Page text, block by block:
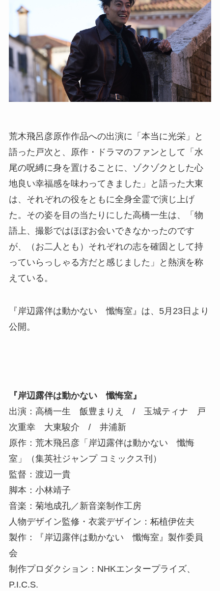
荒木飛呂彦原作作品への出演に「本当に光栄」と
語った戸次と、原作・ドラマのファンとして「水
尾の呪縛に身を置けることに、ゾクゾクとした心
地良い幸福感を味わってきました」と語った大東
は、それぞれの役をともに全身全霊で演じ上げ
た。その姿を目の当たりにした高橋一生は、「物
語上、撮影ではほぼお会いできなかったのです
が、（お二人とも）それぞれの志を確固として持
っていらっしゃる方だと感じました」と熱演を称
えている。
『岸辺露伴は動かない 懺悔室』は、5月23日より
公開。
『岸辺露伴は動かない 懺悔室』
出演：高橋一生 飯豊まりえ / 玉城ティナ 戸
次重幸 大東駿介 / 井浦新
原作：荒木飛呂彦「岸辺露伴は動かない 懺悔
室」（集英社ジャンプ コミックス刊）
監督：渡辺一貴
脚本：小林靖子
音楽：菊地成孔／新音楽制作工房
人物デザイン監修・衣裳デザイン：柘植伊佐夫
製作：『岸辺露伴は動かない 懺悔室』製作委員
会
制作プロダクション：NHKエンタープライズ、
P.I.C.S.